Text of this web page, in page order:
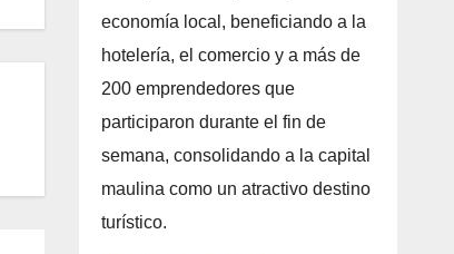
economía local, beneficiando a la
hotelería, el comercio y a más de
200 emprendedores que
participaron durante el fin de
semana, consolidando a la capital
maulina como un atractivo destino
turístico.